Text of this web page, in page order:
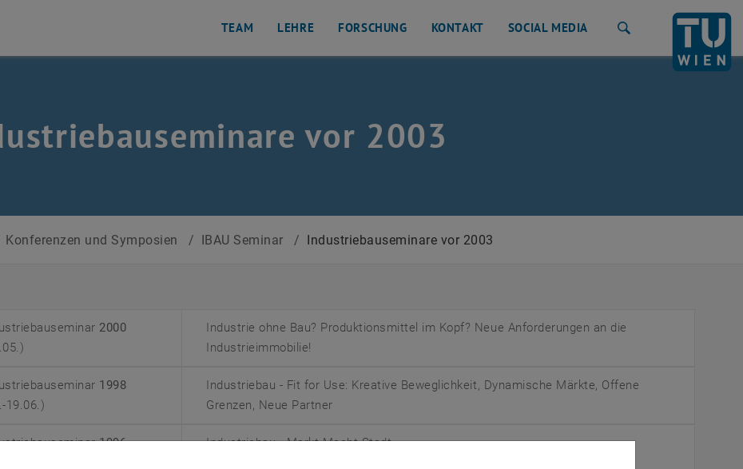
TEAM LEHRE FORSCHUNG KONTAKT SOCIAL MEDIA
vor 2003
Konferenzen und Symposien / IBAU Seminar / Industriebauseminare vor 2003
2000
Industrie ohne Bau? Produktionsmittel im Kopf? Neue Anforderungen an die
Industrieimmobilie!
1998
19.06.)
Industriebau - Fit for Use: Kreative Beweglichkeit, Dynamische Märkte, Offene
Grenzen, Neue Partner
1996
Industriebau - Markt Macht Stadt